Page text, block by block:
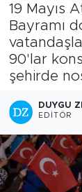
19 Mayıs
Bayramı
90'lar
şehirde
DUYGU
EDITÖR